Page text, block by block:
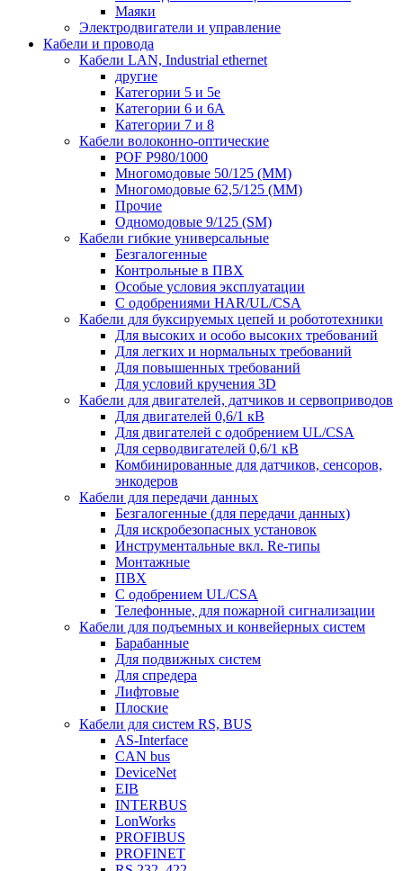
Маяки
Электродвигатели и управление
Кабели и провода
Кабели LAN, Industrial ethernet
другие
Категории 5 и 5е
Категории 6 и 6A
Категории 7 и 8
Кабели волоконно-оптические
POF P980/1000
Многомодовые 50/125 (ММ)
Многомодовые 62,5/125 (ММ)
Прочие
Одномодовые 9/125 (SM)
Кабели гибкие универсальные
Безгалогенные
Контрольные в ПВХ
Особые условия эксплуатации
С одобрениями HAR/UL/CSA
Кабели для буксируемых цепей и робототехники
Для высоких и особо высоких требований
Для легких и нормальных требований
Для повышенных требований
Для условий кручения 3D
Кабели для двигателей, датчиков и сервоприводов
Для двигателей 0,6/1 кВ
Для двигателей с одобрением UL/CSA
Для серводвигателей 0,6/1 кВ
Комбинированные для датчиков, cенсоров,
энкодеров
Кабели для передачи данных
Безгалогенные (для передачи данных)
Для искробезопасных установок
Инструментальные вкл. Re-типы
Монтажные
ПВХ
С одобрением UL/CSA
Телефонные, для пожарной сигнализации
Кабели для подъемных и конвейерных систем
Барабанные
Для подвижных систем
Для спредера
Лифтовые
Плоские
Кабели для систем RS, BUS
AS-Interface
CAN bus
DeviceNet
EIB
INTERBUS
LonWorks
PROFIBUS
PROFINET